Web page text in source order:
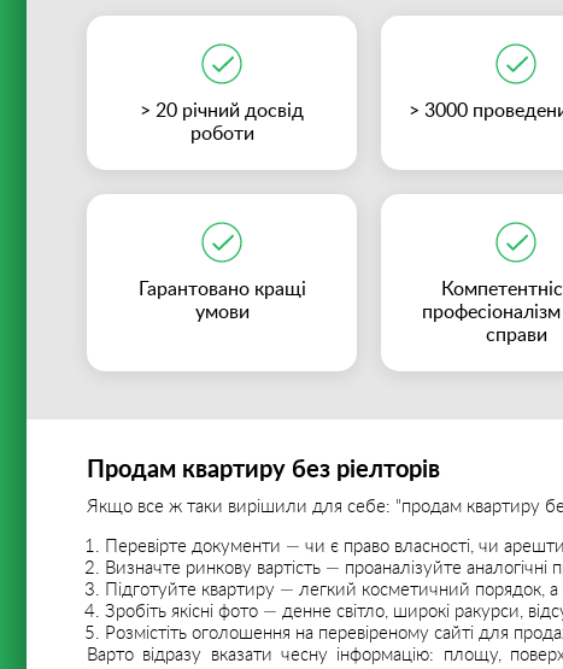
> 20 річний досвід
роботи
> 3000
Гарантовано кращі
умови
професіоналізм
справи
Продам квартиру без ріелторів
Якщо все ж таки вирішили для себе: "продам квартиру
Перевірте документи — чи є право власності, чи арешти
Визначте ринкову вартість — проаналізуйте аналогічні
Підготуйте квартиру — легкий косметичний порядок,
Зробіть якісні фото — денне світло, широкі ракурси,
Розмістіть оголошення на перевіреному сайті для
Варто відразу вказати чесну інформацію: площу,